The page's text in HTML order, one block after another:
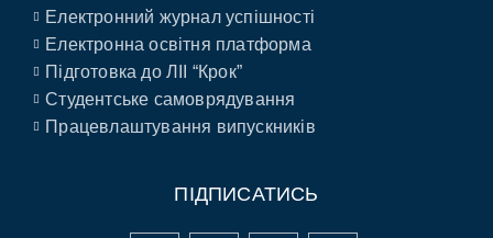
Електронний журнал успішності
Електронна освітня платформа
Підготовка до ЛІІ “Крок”
Студентське самоврядування
Працевлаштування випускників
ПІДПИСАТИСЬ